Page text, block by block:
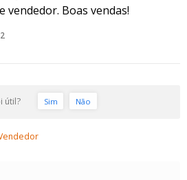
vendedor. Boas vendas!
útil? Sim Não